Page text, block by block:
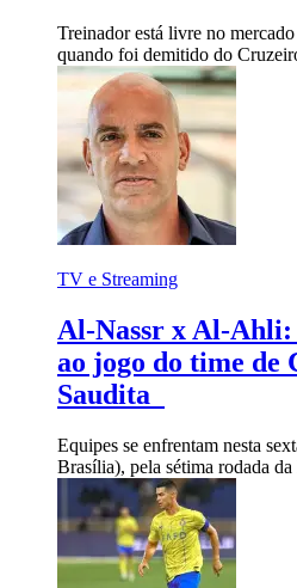
Treinador está livre no
quando foi demitido do
TV e Streaming
Al-Nassr x Al-Ahli:
ao jogo do time de
Saudita
Equipes se enfrentam nesta
Brasília), pela sétima rodada